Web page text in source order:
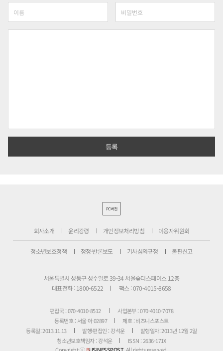
PC버전
회사소개 윤리강령 개인정보처리방침 이용자위원회
청소년보호정책 정정·반론보도 기사심의규정 불편신고
서울특별시 성동구 성수일로 39-34 서울숲더스페이스 12층
대표전화 : 1800-6522
팩스 : 070-4015-8658
편집국 : 070-4010-8512
사업본부 : 070-4010-7078
등록번호 : 서울 아 02897
제호 : 비즈니스포스트
등록일: 2013.11.13
발행·편집인 : 강석운
발행일자: 2013년 12월 2일
청소년보호책임자 : 강석운
ISSN : 2636-171X